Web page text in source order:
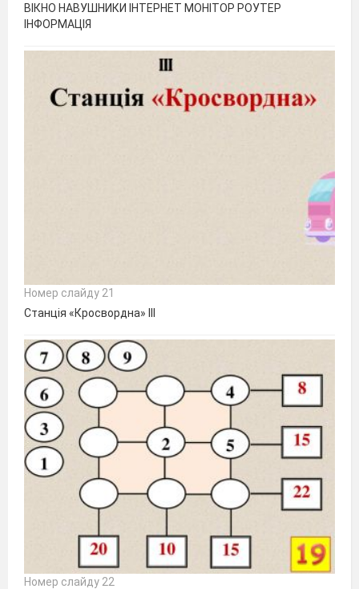
ВІКНО НАВУШНИКИ ІНТЕРНЕТ МОНІТОР РОУТЕР
ІНФОРМАЦІЯ
Номер слайду 21
Станція «Кросвордна» III
Номер слайду 22